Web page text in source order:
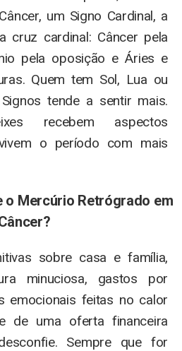
um Signo Cardinal, a
cruz cardinal: Câncer pela
pela oposição e Áries e
Quem tem Sol, Lua ou
tende a sentir mais.
recebem aspectos
o período com mais
o Mercúrio Retrógrado em
sobre casa e família,
minuciosa, gastos por
emocionais feitas no calor
de uma oferta financeira
Sempre que for